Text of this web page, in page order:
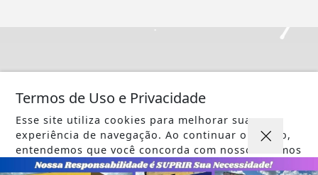
Não possui uma conta?
Você pode ler matérias exclusivas, anunciar
classificados e muito mais!
ASSINE AGORA
Termos de Uso e Privacidade
Esse site utiliza cookies para melhorar sua
experiência de navegação. Ao continuar o acesso,
entendemos que você concorda com nossos Termos
de Uso e Privacidade.